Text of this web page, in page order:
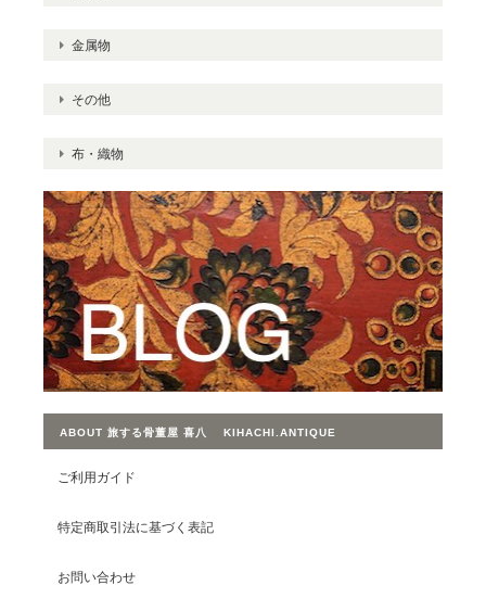
金属物
その他
布・織物
ABOUT 旅する骨董屋 喜八 KIHACHI.ANTIQUE
ご利用ガイド
特定商取引法に基づく表記
お問い合わせ